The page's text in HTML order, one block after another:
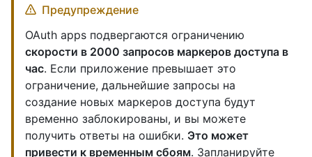
Предупреждение
OAuth apps подвергаются ограничению
скорости в 2000 запросов маркеров доступа в
час. Если приложение превышает это
ограничение, дальнейшие запросы на
создание новых маркеров доступа будут
временно заблокированы, и вы можете
получить ответы на ошибки. Это может
привести к временным сбоям. Запланируйте